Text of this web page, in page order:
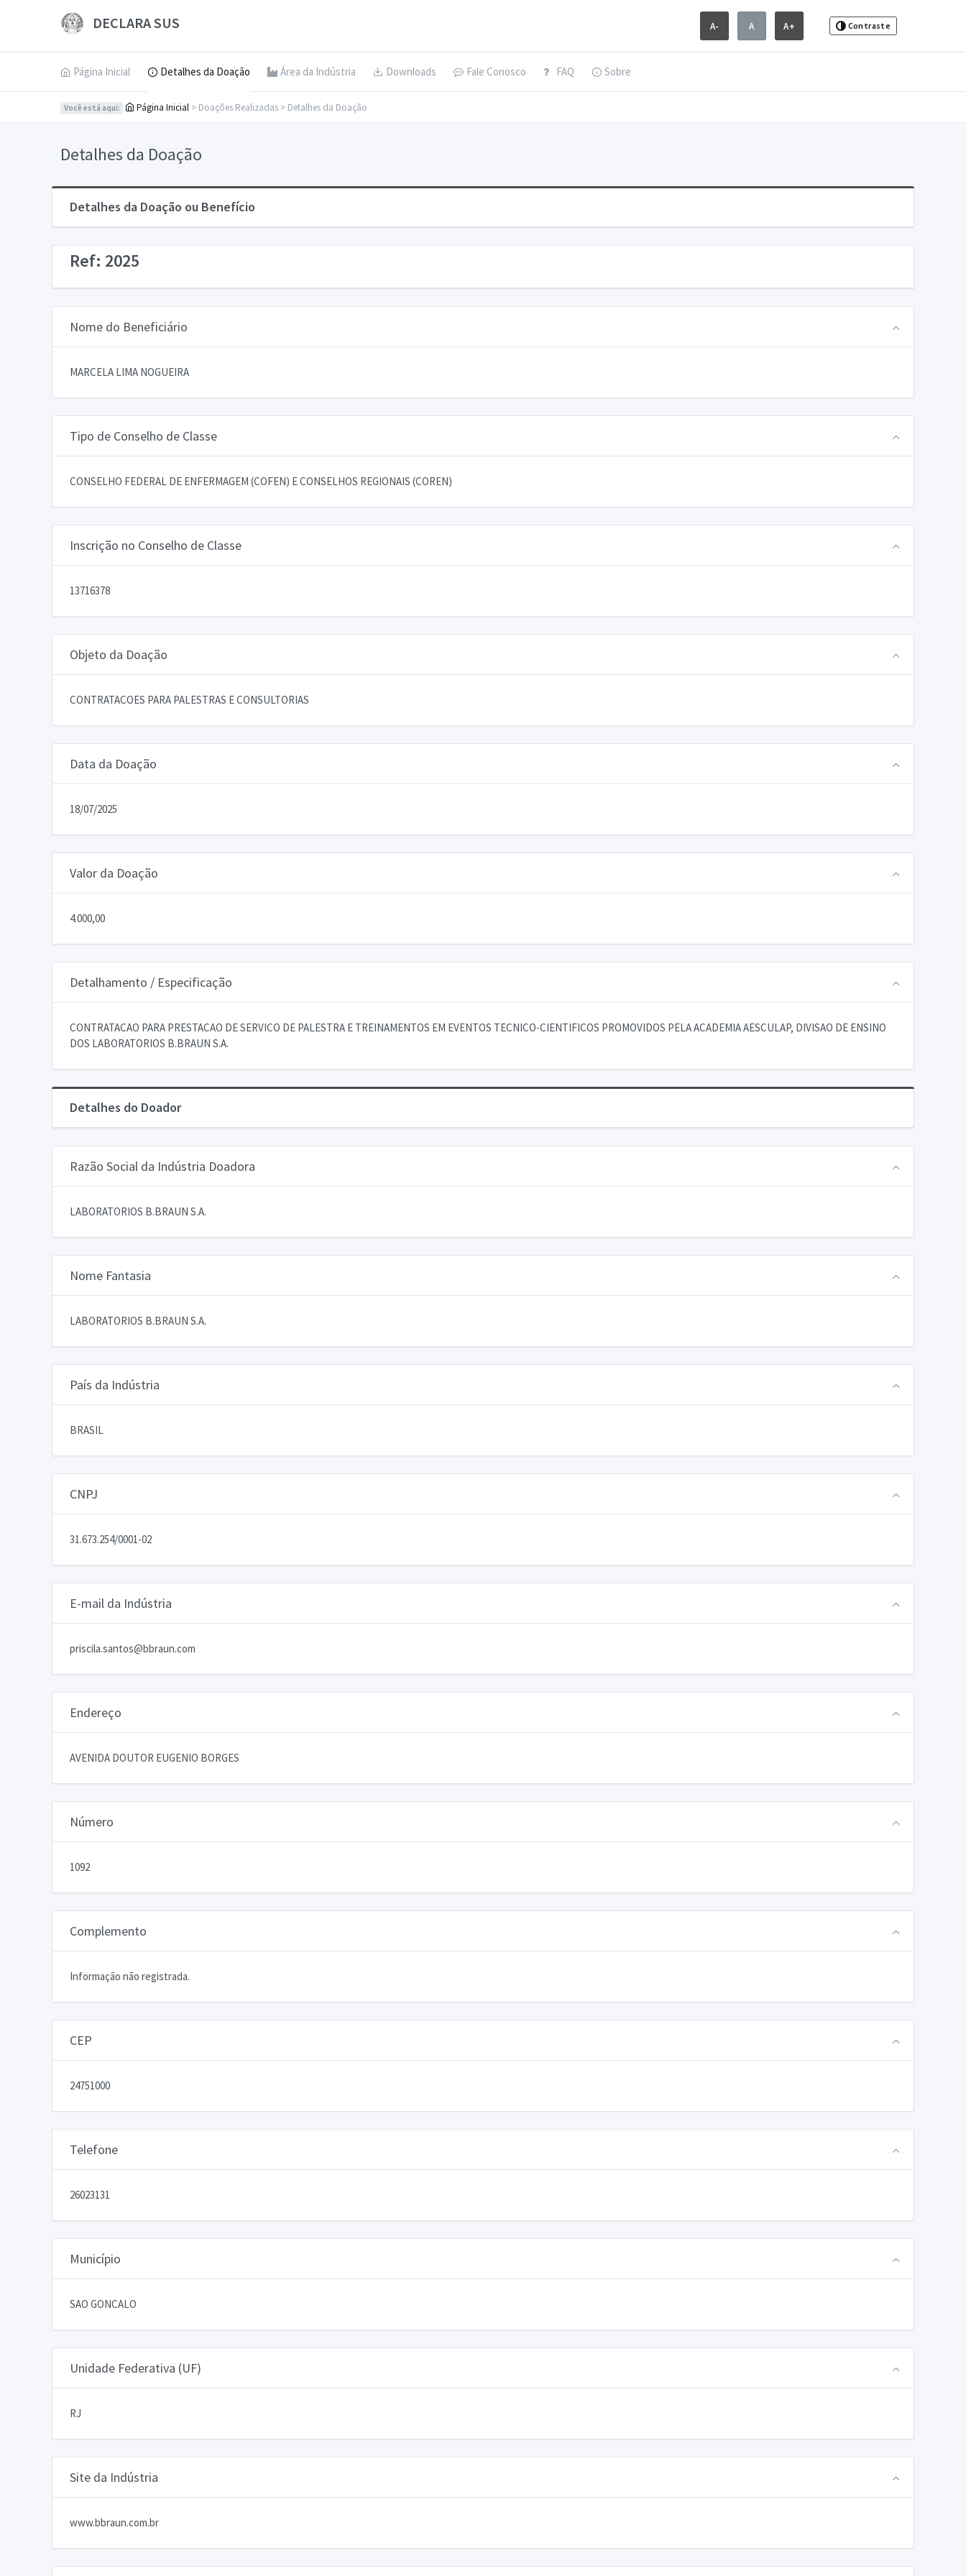
DECLARA SUS A- A A+ Contraste
Página Inicial Detalhes da Doação Área da Indústria Downloads Fale Conosco FAQ Sobre
Você está aqui: Página Inicial > Doações Realizadas > Detalhes da Doação
Detalhes da Doação
Detalhes da Doação ou Benefício
Ref: 2025
Nome do Beneficiário
MARCELA LIMA NOGUEIRA
Tipo de Conselho de Classe
CONSELHO FEDERAL DE ENFERMAGEM (COFEN) E CONSELHOS REGIONAIS (COREN)
Inscrição no Conselho de Classe
13716378
Objeto da Doação
CONTRATACOES PARA PALESTRAS E CONSULTORIAS
Data da Doação
18/07/2025
Valor da Doação
4.000,00
Detalhamento / Especificação
CONTRATACAO PARA PRESTACAO DE SERVICO DE PALESTRA E TREINAMENTOS EM EVENTOS TECNICO-CIENTIFICOS PROMOVIDOS PELA ACADEMIA AESCULAP, DIVISAO DE ENSINO
DOS LABORATORIOS B.BRAUN S.A.
Detalhes do Doador
Razão Social da Indústria Doadora
LABORATORIOS B.BRAUN S.A.
Nome Fantasia
LABORATORIOS B.BRAUN S.A.
País da Indústria
BRASIL
CNPJ
31.673.254/0001-02
E-mail da Indústria
priscila.santos@bbraun.com
Endereço
AVENIDA DOUTOR EUGENIO BORGES
Número
1092
Complemento
Informação não registrada.
CEP
24751000
Telefone
26023131
Município
SAO GONCALO
Unidade Federativa (UF)
RJ
Site da Indústria
www.bbraun.com.br